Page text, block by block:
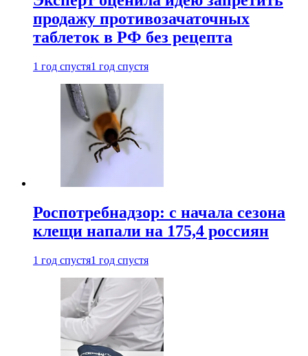
продажу противозачаточных
таблеток в РФ без рецепта
1 год спустя1 год спустя
Роспотребнадзор: с начала сезона
клещи напали на 175,4 россиян
1 год спустя1 год спустя